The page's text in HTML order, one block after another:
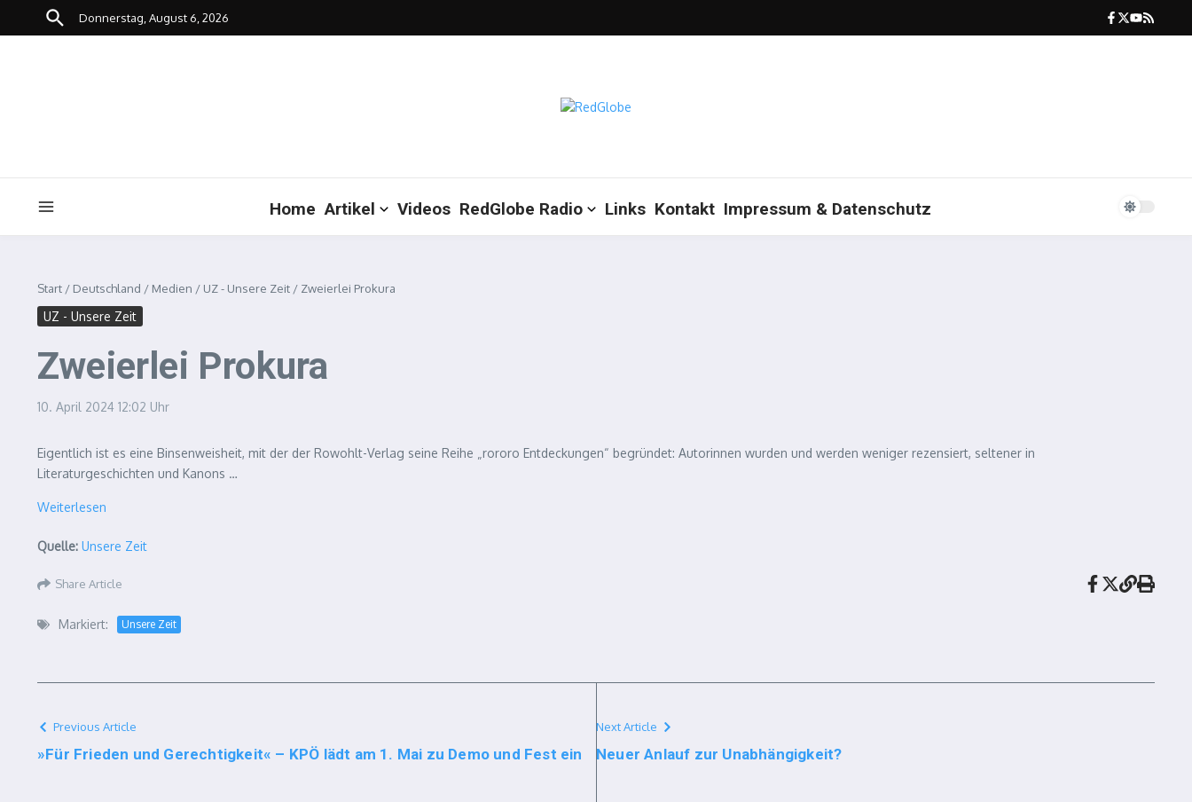
Zum Inhalt springen
Donnerstag, August 6, 2026
Home Artikel Videos RedGlobe Radio Links Kontakt Impressum & Datenschutz
Start / Deutschland / Medien / UZ - Unsere Zeit / Zweierlei Prokura
UZ - Unsere Zeit
Zweierlei Prokura
10. April 2024 12:02 Uhr
Eigentlich ist es eine Binsenweisheit, mit der der Rowohlt-Verlag seine Reihe „rororo Entdeckungen“ begründet: Autorinnen wurden und werden weniger rezensiert, seltener in
Literaturgeschichten und Kanons …
Weiterlesen
Quelle: Unsere Zeit
Share Article
Markiert: Unsere Zeit
Previous Article
»Für Frieden und Gerechtigkeit« – KPÖ lädt am 1. Mai zu Demo und Fest ein
Next Article
Neuer Anlauf zur Unabhängigkeit?